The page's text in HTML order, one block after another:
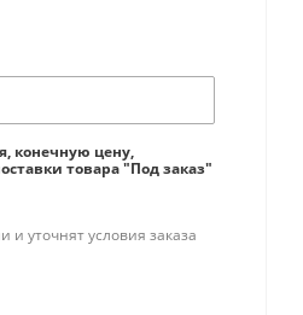
конечную цену,
товара "Под заказ"
уточнят условия заказа